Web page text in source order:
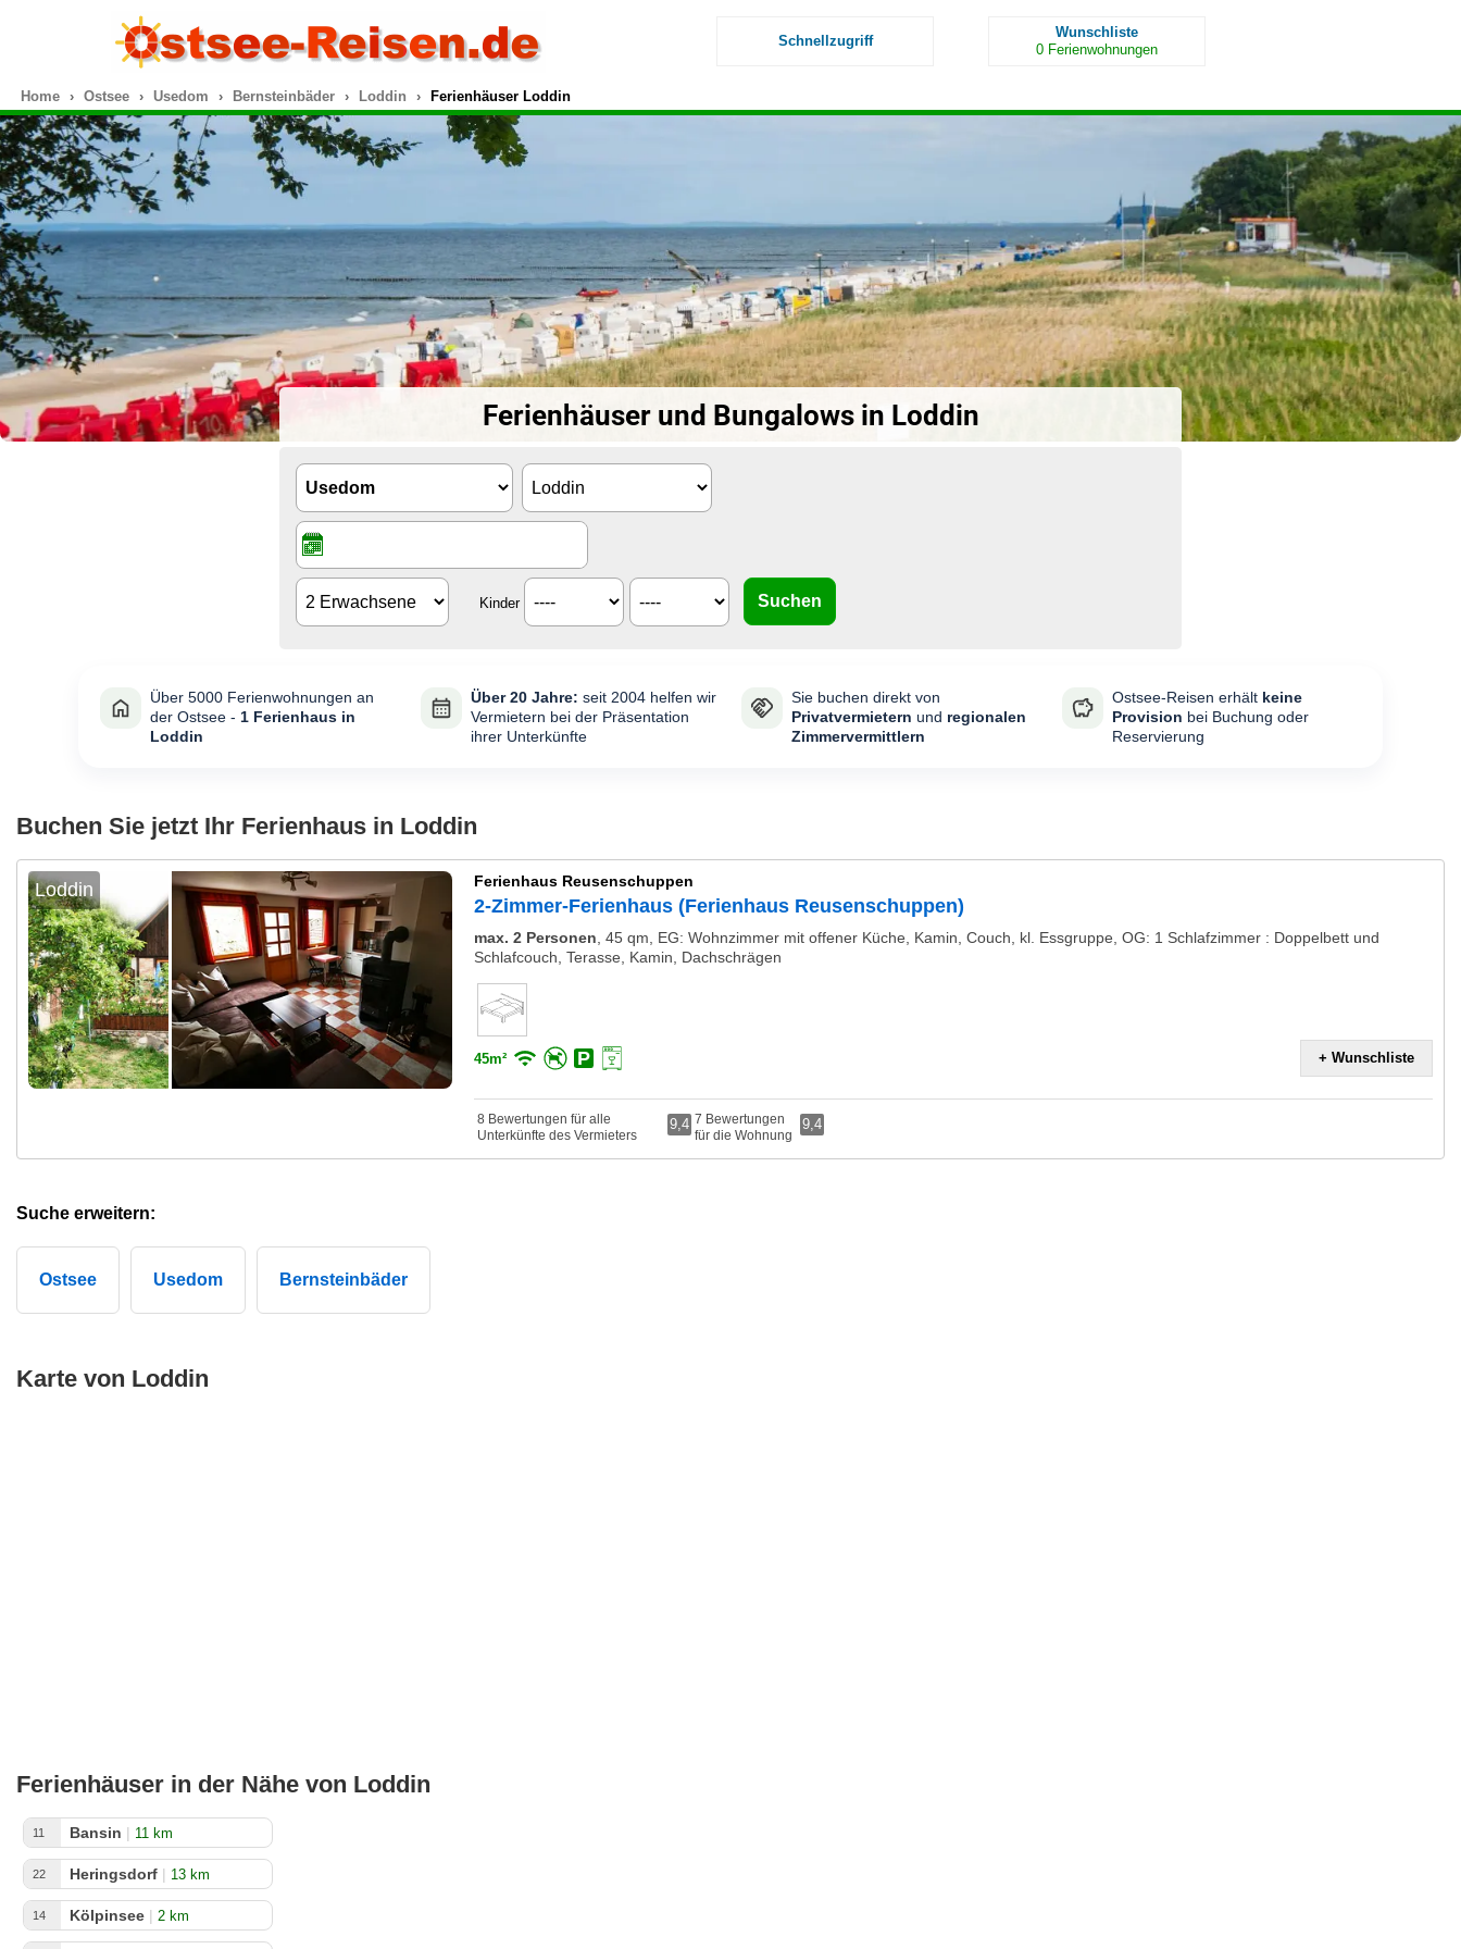
Schnellzugriff
Wunschliste
0 Ferienwohnungen
Home Ostsee Usedom Bernsteinbäder Loddin Ferienhäuser Loddin
Ferienhäuser und Bungalows in Loddin
Kinder
Über 5000 Ferienwohnungen an
der Ostsee - 1 Ferienhaus in
Loddin
Über 20 Jahre: seit 2004 helfen wir
Vermietern bei der Präsentation
ihrer Unterkünfte
Sie buchen direkt von
Privatvermietern und regionalen
Zimmervermittlern
Ostsee-Reisen erhält keine
Provision bei Buchung oder
Reservierung
Buchen Sie jetzt Ihr Ferienhaus in Loddin
Loddin Ferienhaus Reusenschuppen
2-Zimmer-Ferienhaus (Ferienhaus Reusenschuppen)
max. 2 Personen 45 qm, EG: Wohnzimmer mit offener Küche, Kamin, Couch, kl. Essgruppe, OG: 1 Schlafzimmer : Doppelbett und
Schlafcouch, Terasse, Kamin, Dachschrägen
45m² + Wunschliste
8 Bewertungen für alle
Unterkünfte des Vermieters
9,4 7 Bewertungen
für die Wohnung
9,4
Suche erweitern:
Ostsee Usedom Bernsteinbäder
Karte von Loddin
Ferienhäuser in der Nähe von Loddin
11 Bansin | 11 km
22 Heringsdorf | 13 km
14 Kölpinsee | 2 km